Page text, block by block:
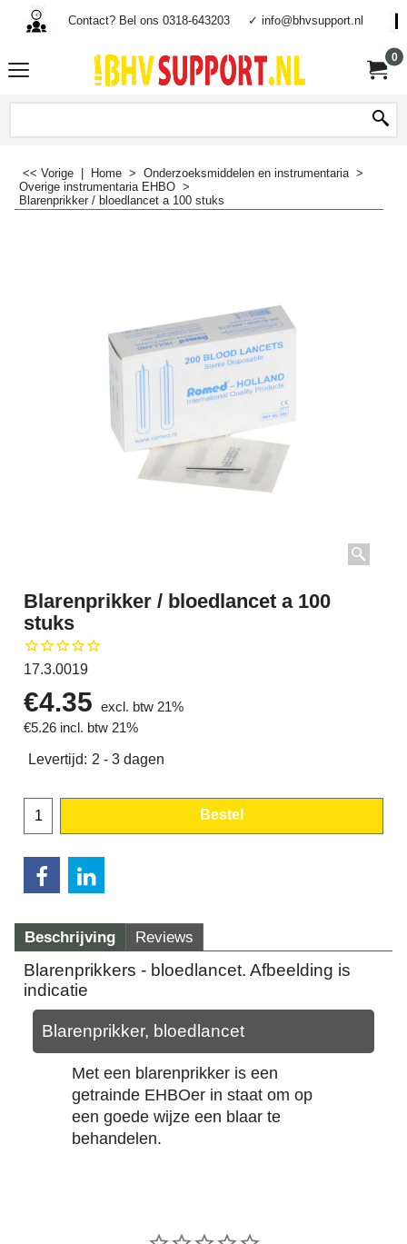
Contact? Bel ons 0318-643203 ✓ info@bhvsupport.nl
0
<< Vorige Home > Onderzoeksmiddelen en instrumentaria>
Overige instrumentaria EHBO >
Blarenprikker / bloedlancet a 100 stuks
Blarenprikker / bloedlancet a 100
stuks
17.3.0019
€4.35
excl. btw 21%
€5.26 incl. btw 21%
Levertijd: 2 - 3 dagen
Bestel
Beschrijving Reviews
Blarenprikkers - bloedlancet. Afbeelding is
indicatie
Blarenprikker, bloedlancet
Met een blarenprikker is een
getrainde EHBOer in staat om op
een goede wijze een blaar te
behandelen.